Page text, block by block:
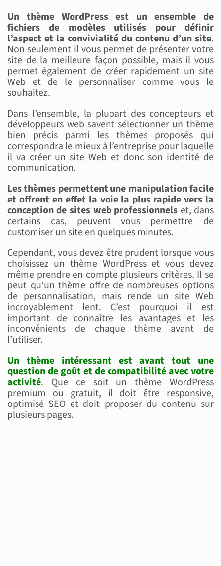
Un thème WordPress est un ensemble de
fichiers de modèles utilisés pour définir
l’aspect et la convivialité du contenu d’un site.
Non seulement il vous permet de présenter votre
site de la meilleure façon possible, mais il vous
permet également de créer rapidement un site
Web et de le personnaliser comme vous le
souhaitez.
Dans l’ensemble, la plupart des concepteurs et
développeurs web savent sélectionner un thème
bien précis parmi les thèmes proposés qui
correspondra le mieux à l’entreprise pour laquelle
il va créer un site Web et donc son identité de
communication.
Les thèmes permettent une manipulation facile
et offrent en effet la voie la plus rapide vers la
conception de sites web professionnels et, dans
certains cas, peuvent vous permettre de
customiser un site en quelques minutes.
Cependant, vous devez être prudent lorsque vous
choisissez un thème WordPress et vous devez
même prendre en compte plusieurs critères. Il se
peut qu’un thème offre de nombreuses options
de personnalisation, mais rende un site Web
incroyablement lent. C’est pourquoi il est
important de connaître les avantages et les
inconvénients de chaque thème avant de
l’utiliser.
Un thème intéressant est avant tout une
question de goût et de compatibilité avec votre
activité. Que ce soit un thème WordPress
premium ou gratuit, il doit être responsive,
optimisé SEO et doit proposer du contenu sur
plusieurs pages.